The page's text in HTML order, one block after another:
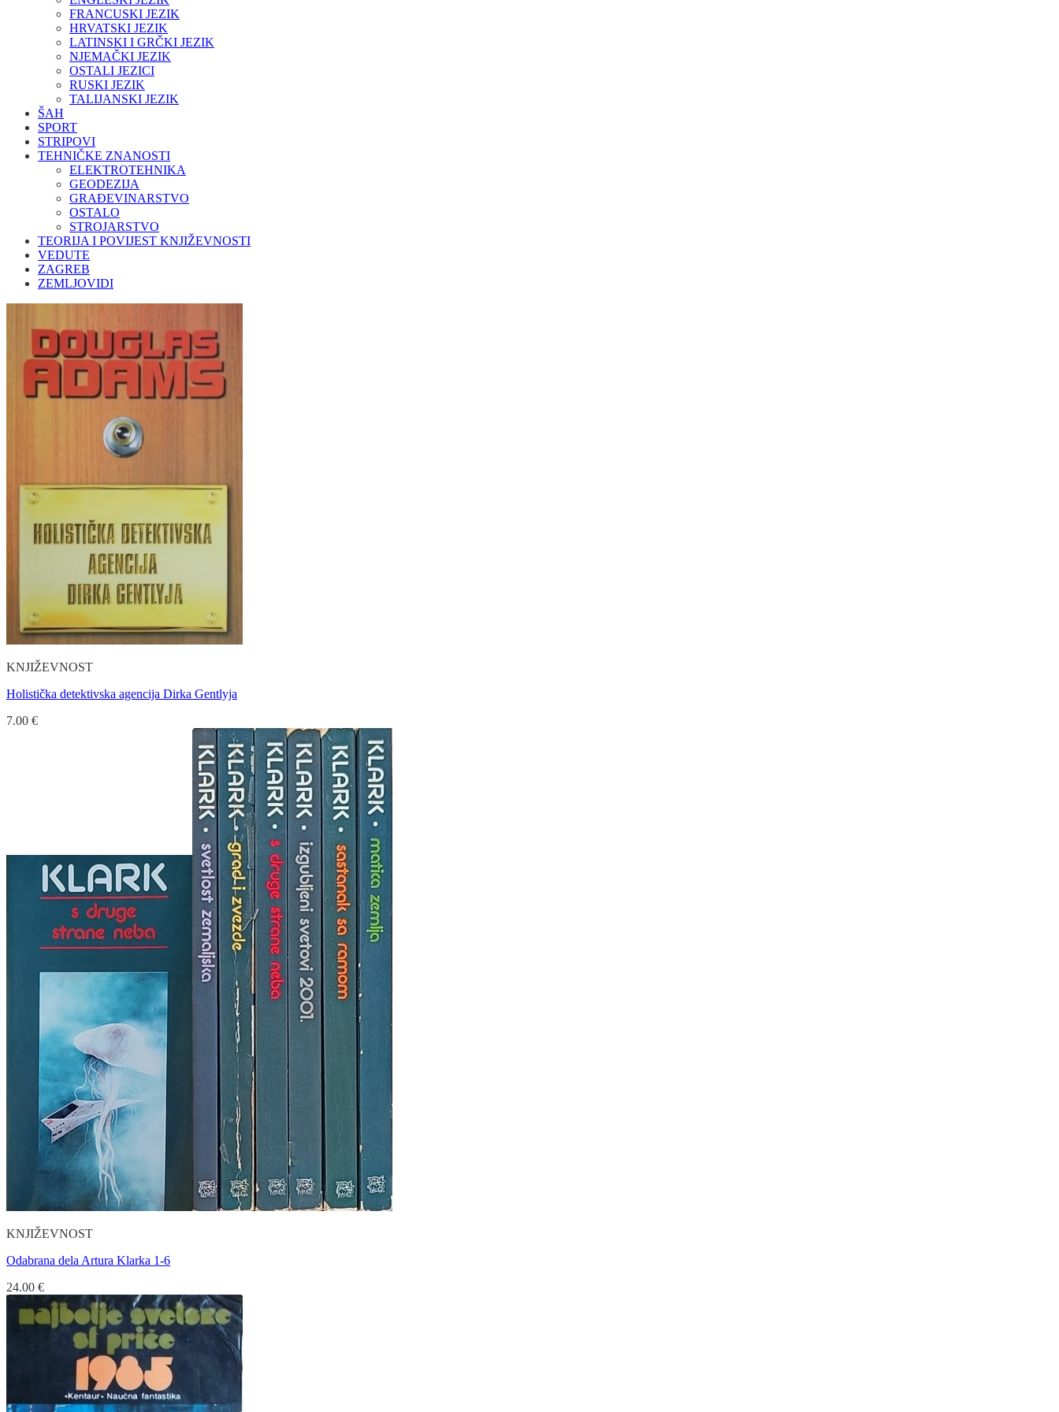
FRANCUSKI JEZIK
HRVATSKI JEZIK
LATINSKI I GRČKI JEZIK
NJEMAČKI JEZIK
OSTALI JEZICI
RUSKI JEZIK
TALIJANSKI JEZIK
ŠAH
SPORT
STRIPOVI
TEHNIČKE ZNANOSTI
ELEKTROTEHNIKA
GEODEZIJA
GRAĐEVINARSTVO
OSTALO
STROJARSTVO
TEORIJA I POVIJEST KNJIŽEVNOSTI
VEDUTE
ZAGREB
ZEMLJOVIDI
KNJIŽEVNOST
Holistička detektivska agencija Dirka Gentlyja
7.00 €
KNJIŽEVNOST
Odabrana dela Artura Klarka 1-6
24.00 €